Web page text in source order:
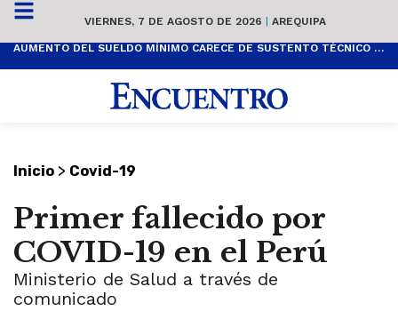
VIERNES, 7 DE AGOSTO DE 2026 | AREQUIPA
AUMENTO DEL SUELDO MÍNIMO CARECE DE SUSTENTO TÉCNICO Y ES POPULISTA
Inicio > Covid-19
Primer fallecido por
COVID-19 en el Perú
Ministerio de Salud a través de
comunicado